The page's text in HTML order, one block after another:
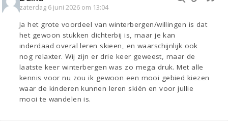
zaterdag 6 juni 2026 om 13:04
Ja het grote voordeel van winterbergen/willingen is dat
het gewoon stukken dichterbij is, maar je kan
inderdaad overal leren skieen, en waarschijnlijk ook
nog relaxter. Wij zijn er drie keer geweest, maar de
laatste keer winterbergen was zo mega druk. Met alle
kennis voor nu zou ik gewoon een mooi gebied kiezen
waar de kinderen kunnen leren skiën en voor jullie
mooi te wandelen is.